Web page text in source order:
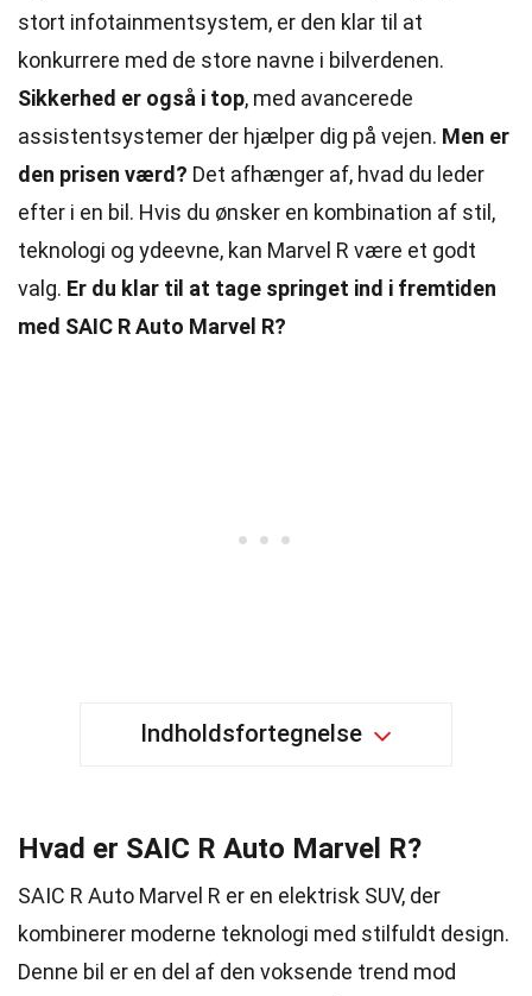
stort infotainmentsystem, er den klar til at
konkurrere med de store navne i bilverdenen.
Sikkerhed er også i top, med avancerede
assistentsystemer der hjælper dig på vejen. Men er
den prisen værd? Det afhænger af, hvad du leder
efter i en bil. Hvis du ønsker en kombination af stil,
teknologi og ydeevne, kan Marvel R være et godt
valg. Er du klar til at tage springet ind i fremtiden
med SAIC R Auto Marvel R?
Indholdsfortegnelse
Hvad er SAIC R Auto Marvel R?
SAIC R Auto Marvel R er en elektrisk SUV, der
kombinerer moderne teknologi med stilfuldt design.
Denne bil er en del af den voksende trend mod